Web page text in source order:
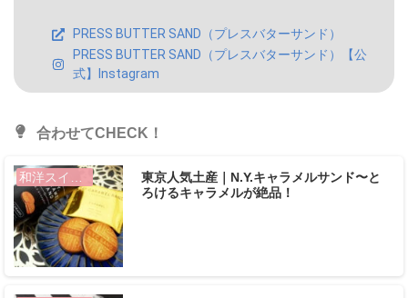
PRESS BUTTER SAND（プレスバターサンド）
PRESS BUTTER SAND（プレスバターサンド）【公
式】Instagram
合わせてCHECK！
和洋スイーツ
東京人気土産｜N.Y.キャラメルサンド〜と
ろけるキャラメルが絶品！